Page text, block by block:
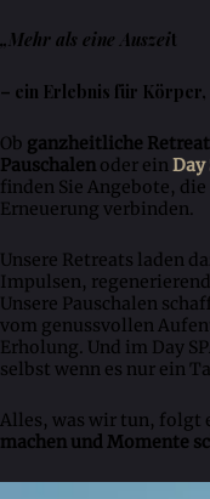
„Mehr als eine Auszeit
– ein Erlebnis für Körper,
Ob ganzheitliche
Pauschalen oder ein Day
finden Sie Angebote,
Erneuerung verbinden.
Unsere Retreats laden
Impulsen,
Unsere Pauschalen
vom genussvollen
Erholung. Und im Day
selbst wenn es nur ein
Alles, was wir tun, folgt
machen und Momente